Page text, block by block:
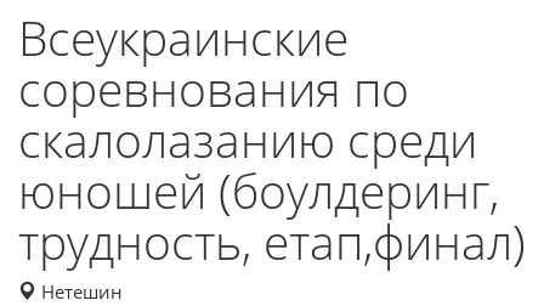
Всеукраинские
соревнования по
скалолазанию среди
юношей (боулдеринг,
трудность, етап,финал)
Нетешин